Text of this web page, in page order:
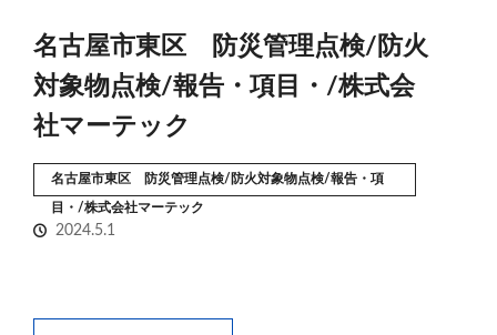
名古屋市東区 防災管理点検/防火
対象物点検/報告・項目・/株式会
社マーテック
名古屋市東区 防災管理点検/防火対象物点検/報告・項
目・/株式会社マーテック
2024.5.1